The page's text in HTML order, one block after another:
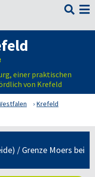

einer praktischen
von Krefeld
Krefeld
/ Grenze Moers bei